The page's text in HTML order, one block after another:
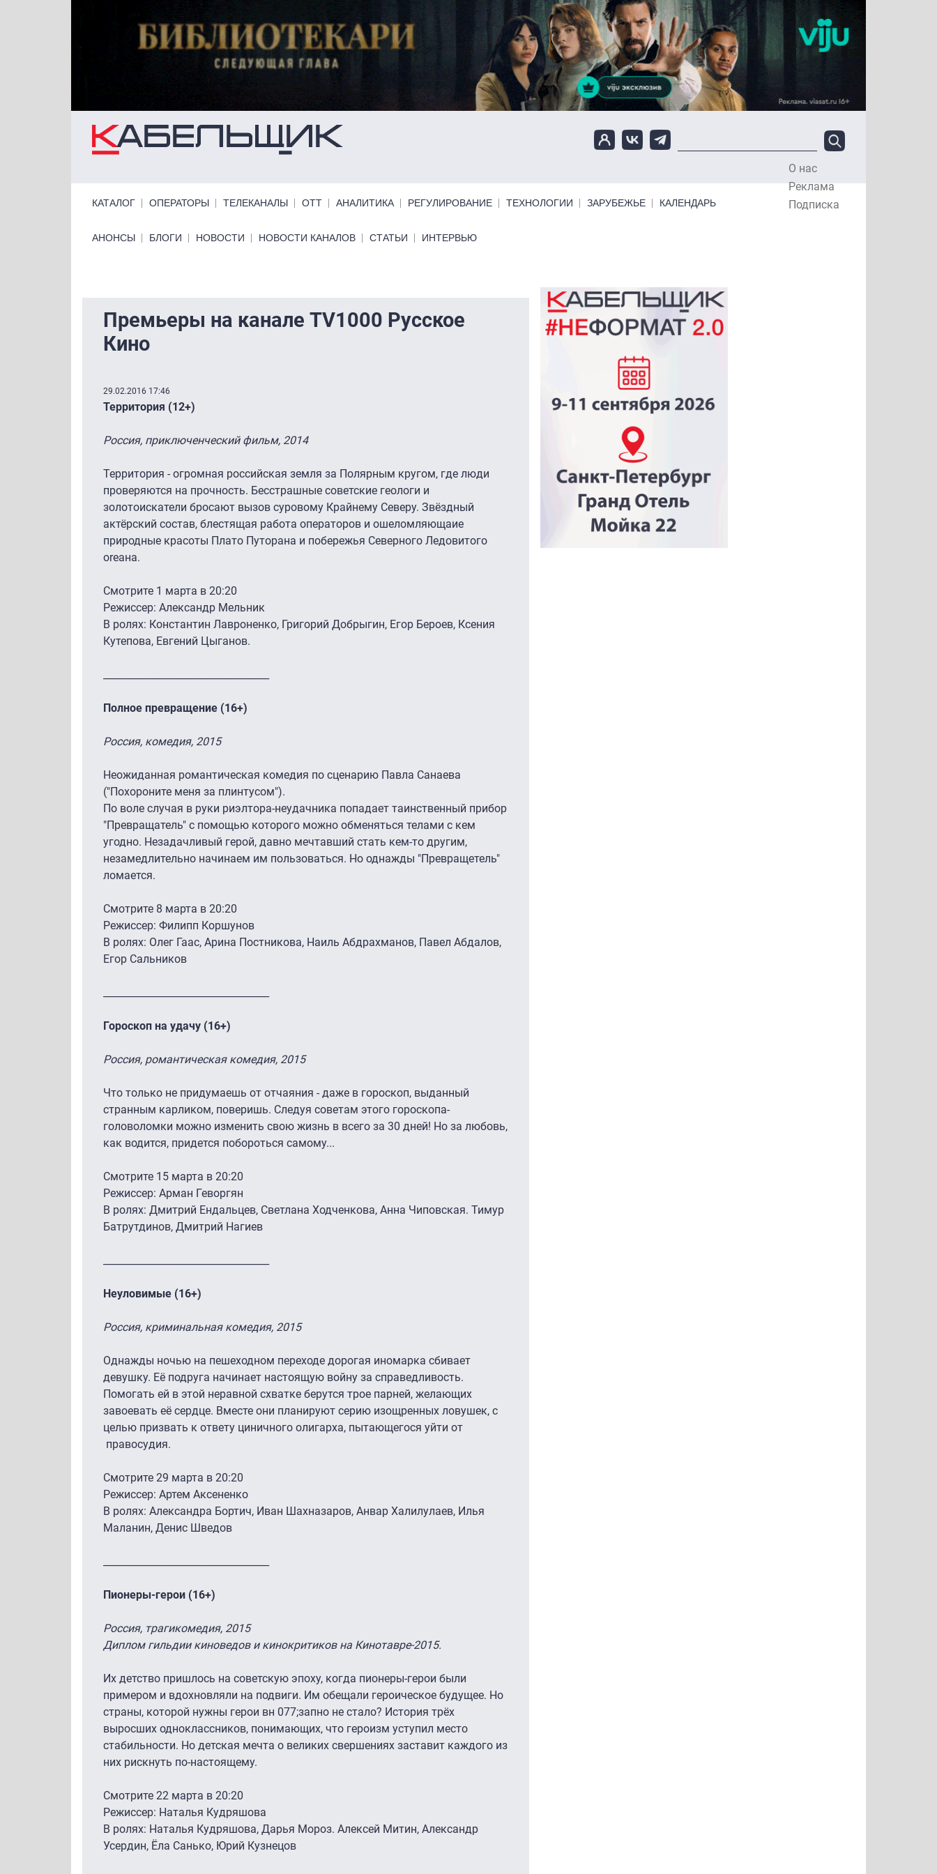
О нас
Реклама
Подписка
КАТАЛОГ ОПЕРАТОРЫ ТЕЛЕКАНАЛЫ ОТТ АНАЛИТИКА РЕГУЛИРОВАНИЕ ТЕХНОЛОГИИ ЗАРУБЕЖЬЕ КАЛЕНДАРЬ
Primary links bottom
АНОНСЫ БЛОГИ НОВОСТИ НОВОСТИ КАНАЛОВ СТАТЬИ ИНТЕРВЬЮ
Премьеры на канале TV1000 Русское
Кино
29.02.2016 17:46
Территория (12+)
Россия, приключенческий фильм, 2014
Территория - огромная российская земля за Полярным кругом, где люди
проверяются на прочность. Бесстрашные советские геологи и
золотоискатели бросают вызов суровому Крайнему Северу. Звёздный
актёрский состав, блестящая работа операторов и ошеломляющаие
природные красоты Плато Путорана и побережья Северного Ледовитого
оrеана.
Смотрите 1 марта в 20:20
Режиссер: Александр Мельник
В ролях: Константин Лавроненко, Григорий Добрыгин, Егор Бероев, Ксения
Кутепова, Евгений Цыганов.
Полное превращение (16+)
Россия, комедия, 2015
Неожиданная романтическая комедия по сценарию Павла Санаева
("Похороните меня за плинтусом").
По воле случая в руки риэлтора-неудачника попадает таинственный прибор
"Превращатель" с помощью которого можно обменяться телами с кем
угодно. Незадачливый герой, давно мечтавший стать кем-то другим,
незамедлительно начинаем им пользоваться. Но однажды "Превращетель"
ломается.
Смотрите 8 марта в 20:20
Режиссер: Филипп Коршунов
В ролях: Олег Гаас, Арина Постникова, Наиль Абдрахманов, Павел Абдалов,
Егор Сальников
Гороскоп на удачу (16+)
Россия, романтическая комедия, 2015
Что только не придумаешь от отчаяния - даже в гороскоп, выданный
странным карликом, поверишь. Следуя советам этого гороскопа-
головоломки можно изменить свою жизнь в всего за 30 дней! Но за любовь,
как водится, придется побороться самому...
Смотрите 15 марта в 20:20
Режиссер: Арман Геворгян
В ролях: Дмитрий Ендальцев, Светлана Ходченкова, Анна Чиповская. Тимур
Батрутдинов, Дмитрий Нагиев
Неуловимые (16+)
Россия, криминальная комедия, 2015
Однажды ночью на пешеходном переходе дорогая иномарка сбивает
девушку. Её подруга начинает настоящую войну за справедливость.
Помогать ей в этой неравной схватке берутся трое парней, желающих
завоевать её сердце. Вместе они планируют серию изощренных ловушек, с
целью призвать к ответу циничного олигарха, пытающегося уйти от
правосудия.
Смотрите 29 марта в 20:20
Режиссер: Артем Аксененко
В ролях: Александра Бортич, Иван Шахназаров, Анвар Халилулаев, Илья
Маланин, Денис Шведов
Пионеры-герои (16+)
Россия, трагикомедия, 2015
Диплом гильдии киноведов и кинокритиков на Кинотавре-2015.
Их детство пришлось на советскую эпоху, когда пионеры-герои были
примером и вдохновляли на подвиги. Им обещали героическое будущее. Но
страны, которой нужны герои вн 077;запно не стало? История трёх
выросших одноклассников, понимающих, что героизм уступил место
стабильности. Но детская мечта о великих свершениях заставит каждого из
них рискнуть по-настоящему.
Смотрите 22 марта в 20:20
Режиссер: Наталья Кудряшова
В ролях: Наталья Кудряшова, Дарья Мороз. Алексей Митин, Александр
Усердин, Ёла Санько, Юрий Кузнецов